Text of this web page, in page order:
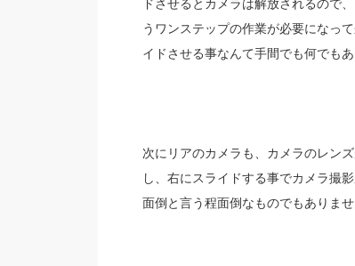
ドさせるとカメラは解放されるので
うワンステップの作業が必要になっ
イドさせる事なんて手間でも何でもあ
次にリアのカメラも、カメラのレン
し、右にスライドする事でカメラ撮
面倒と言う程面倒なものでもありませ